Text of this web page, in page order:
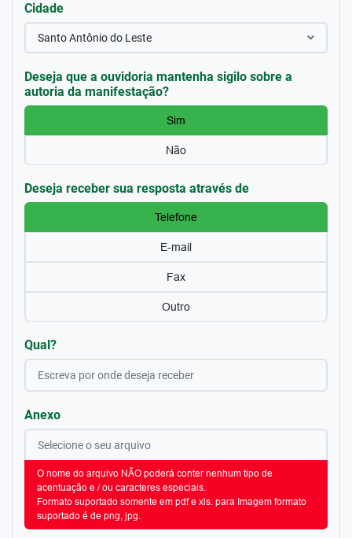
Cidade
Santo Antônio do Leste
Deseja que a ouvidoria mantenha sigilo sobre a
autoria da manifestação?
Sim
Não
Deseja receber sua resposta através de
Telefone
E-mail
Fax
Outro
Qual?
Anexo
O nome do arquivo NÃO poderá conter nenhum tipo de
acentuação e / ou caracteres especiais.
Formato suportado somente em pdf e xls. para Imagem formato
suportado é de png, jpg.